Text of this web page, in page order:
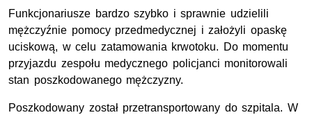
Funkcjonariusze bardzo szybko i sprawnie udzielili
mężczyźnie pomocy przedmedycznej i założyli opaskę
uciskową, w celu zatamowania krwotoku. Do momentu
przyjazdu zespołu medycznego policjanci monitorowali
stan poszkodowanego mężczyzny.
Poszkodowany został przetransportowany do szpitala. W